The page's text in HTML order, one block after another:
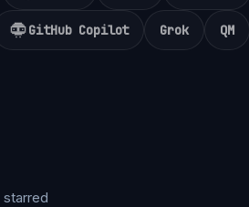
GitHub Copilot Grok QM
starred